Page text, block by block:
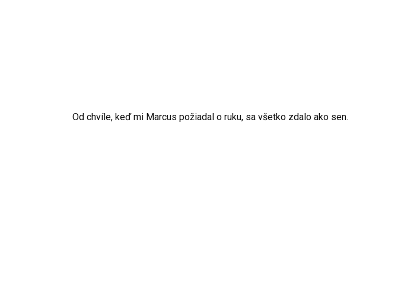
Od chvíle, keď mi Marcus požiadal o ruku, sa všetko zdalo ako sen.